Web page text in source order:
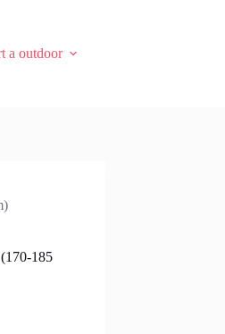
a outdoor
185